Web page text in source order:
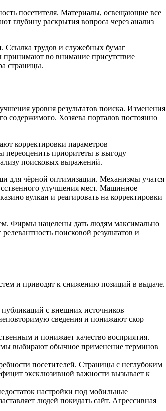
посетителя. Материалы, освещающие все
глубину раскрытия вопроса через анализ
Ссылка трудов и служебных бумаг
принимают во внимание присутствие
страницы.
уровня результатов поиска. Изменения
содержимого. Хозяева порталов постоянно
корректировки параметров
переоценить приоритеты в выгоду
поисковых выражений.
для чёрной оптимизации. Механизмы учатся
улучшения мест. Машинное
вулкан и реагировать на корректировки
Фирмы нацелены дать людям максимально
поисковой результатов и
и приводят к снижению позиций в выдаче.
с внешних источников
сведения и понижают скор
и понижает качество восприятия.
выбирают обычное применение терминов
посетителей. Страницы с неглубоким
эксклюзивной важности вызывает к
настройки под мобильные
людей покидать сайт. Агрессивная